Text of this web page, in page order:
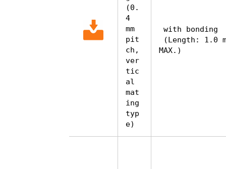
(0.
4
mm
pit
ch,
ver
tic
al
mat
ing
typ
e)
with bonding
(Length: 1.0
MAX.)